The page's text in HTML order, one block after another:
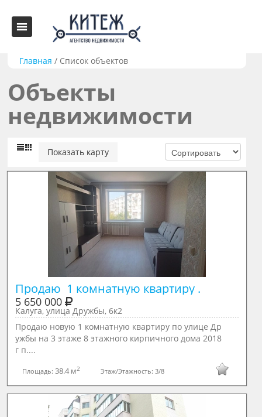
Главная / Список объектов
Объекты
недвижимости
Показать карту
Продаю  1 комнатную квартиру .
5 650 000
Калуга, улица Дружбы, 6к2
Продаю новую 1 комнатную квартиру по улице Др
ужбы на 3 этаже 8 этажного кирпичного дома 2018
г п....
Площадь:38.4 м2 Этаж/Этажность: 3/8